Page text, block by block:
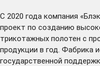
С 2020 года компания
проект по созданию
трикотажных полотен с
продукции в год. Фабрика
государственной